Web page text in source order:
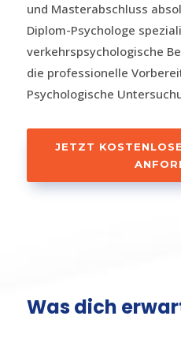
und Masterabschluss
Diplom-Psychologe
verkehrspsychologische
die professionelle
Psychologische
JETZT
Was dich